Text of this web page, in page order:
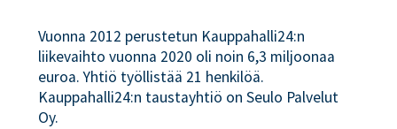
Vuonna 2012 perustetun Kauppahalli24:n
liikevaihto vuonna 2020 oli noin 6,3 miljoonaa
euroa. Yhtiö työllistää 21 henkilöä.
Kauppahalli24:n taustayhtiö on Seulo Palvelut
Oy.